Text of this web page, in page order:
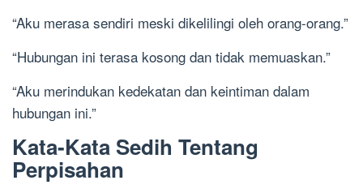
“Aku merasa sendiri meski dikelilingi oleh orang-orang.”
“Hubungan ini terasa kosong dan tidak memuaskan.”
“Aku merindukan kedekatan dan keintiman dalam
hubungan ini.”
Kata-Kata Sedih Tentang
Perpisahan